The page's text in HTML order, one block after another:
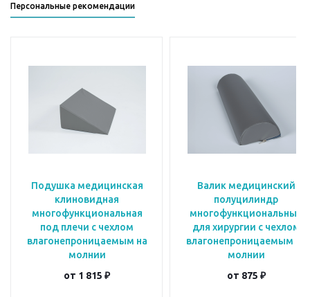
Персональные рекомендации
Подушка медицинская
клиновидная
многофункциональная
под плечи с чехлом
влагонепроницаемым на
молнии
от 1 815 ₽
Валик медицинский
полуцилиндр
многофункциональный
для хирургии с чехлом
влагонепроницаемым на
молнии
от 875 ₽